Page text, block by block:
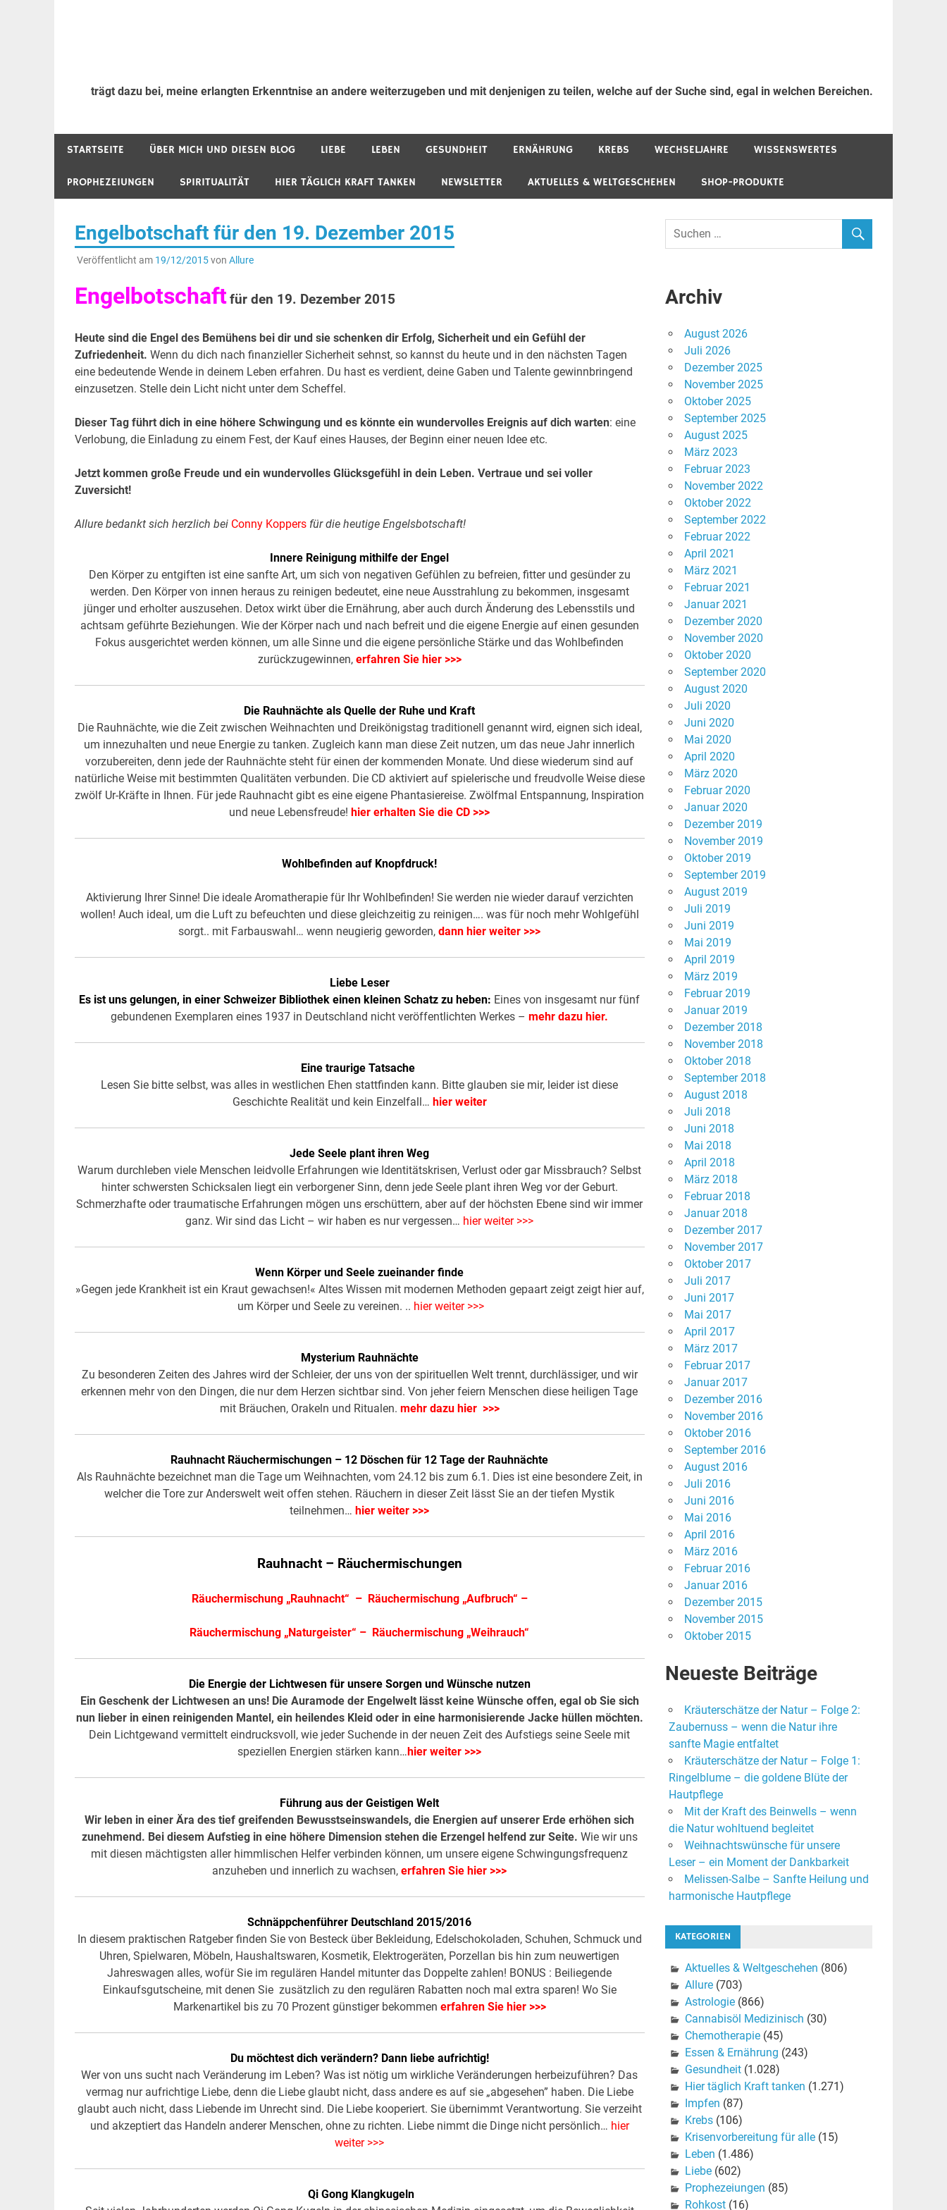
trägt dazu bei, meine erlangten Erkenntnise an andere weiterzugeben und mit denjenigen zu teilen, welche auf der Suche sind, egal in welchen Bereichen.
STARTSEITE ÜBER MICH UND DIESEN BLOG LIEBE LEBEN GESUNDHEIT ERNÄHRUNG KREBS WECHSELJAHRE WISSENSWERTES
PROPHEZEIUNGEN SPIRITUALITÄT HIER TÄGLICH KRAFT TANKEN NEWSLETTER AKTUELLES & WELTGESCHEHEN SHOP-PRODUKTE
Engelbotschaft für den 19. Dezember 2015
Veröffentlicht am 19/12/2015von Allure
Engelbotschaftfür den 19. Dezember 2015
Heute sind die Engel des Bemühens bei dir und sie schenken dir Erfolg, Sicherheit und ein Gefühl der
Zufriedenheit. Wenn du dich nach finanzieller Sicherheit sehnst, so kannst du heute und in den nächsten Tagen
eine bedeutende Wende in deinem Leben erfahren. Du hast es verdient, deine Gaben und Talente gewinnbringend
einzusetzen. Stelle dein Licht nicht unter dem Scheffel.
Dieser Tag führt dich in eine höhere Schwingung und es könnte ein wundervolles Ereignis auf dich warten: eine
Verlobung, die Einladung zu einem Fest, der Kauf eines Hauses, der Beginn einer neuen Idee etc.
Jetzt kommen große Freude und ein wundervolles Glücksgefühl in dein Leben. Vertraue und sei voller
Zuversicht!
Allure bedankt sich herzlich bei Conny Koppersfür die heutige Engelsbotschaft!
Innere Reinigung mithilfe der Engel
Den Körper zu entgiften ist eine sanfte Art, um sich von negativen Gefühlen zu befreien, fitter und gesünder zu
werden. Den Körper von innen heraus zu reinigen bedeutet, eine neue Ausstrahlung zu bekommen, insgesamt
jünger und erholter auszusehen. Detox wirkt über die Ernährung, aber auch durch Änderung des Lebensstils und
achtsam geführte Beziehungen. Wie der Körper nach und nach befreit und die eigene Energie auf einen gesunden
Fokus ausgerichtet werden können, um alle Sinne und die eigene persönliche Stärke und das Wohlbefinden
zurückzugewinnen,erfahren Sie hier >>>
Die Rauhnächte als Quelle der Ruhe und Kraft
Die Rauhnächte, wie die Zeit zwischen Weihnachten und Dreikönigstag traditionell genannt wird, eignen sich ideal,
um innezuhalten und neue Energie zu tanken. Zugleich kann man diese Zeit nutzen, um das neue Jahr innerlich
vorzubereiten, denn jede der Rauhnächte steht für einen der kommenden Monate. Und diese wiederum sind auf
natürliche Weise mit bestimmten Qualitäten verbunden. Die CD aktiviert auf spielerische und freudvolle Weise diese
zwölf Ur-Kräfte in Ihnen. Für jede Rauhnacht gibt es eine eigene Phantasiereise. Zwölfmal Entspannung, Inspiration
und neue Lebensfreude! hier erhalten Sie die CD >>>
Wohlbefinden auf Knopfdruck!
Aktivierung Ihrer Sinne! Die ideale Aromatherapie für Ihr Wohlbefinden! Sie werden nie wieder darauf verzichten
wollen! Auch ideal, um die Luft zu befeuchten und diese gleichzeitig zu reinigen…. was für noch mehr Wohlgefühl
sorgt.. mit Farbauswahl… wenn neugierig geworden,dann hier weiter >>>
Liebe Leser
Es ist uns gelungen, in einer Schweizer Bibliothek einen kleinen Schatz zu heben: Eines von insgesamt nur fünf
gebundenen Exemplaren eines 1937 in Deutschland nicht veröffentlichten Werkes – mehr dazu hier.
Eine traurige Tatsache
Lesen Sie bitte selbst, was alles in westlichen Ehen stattfinden kann. Bitte glauben sie mir, leider ist diese
Geschichte Realität und kein Einzelfall… hier weiter
Jede Seele plant ihren Weg
Warum durchleben viele Menschen leidvolle Erfahrungen wie Identitätskrisen, Verlust oder gar Missbrauch? Selbst
hinter schwersten Schicksalen liegt ein verborgener Sinn, denn jede Seele plant ihren Weg vor der Geburt.
Schmerzhafte oder traumatische Erfahrungen mögen uns erschüttern, aber auf der höchsten Ebene sind wir immer
ganz. Wir sind das Licht – wir haben es nur vergessen… hier weiter >>>
Wenn Körper und Seele zueinander finde
»Gegen jede Krankheit ist ein Kraut gewachsen!« Altes Wissen mit modernen Methoden gepaart zeigt zeigt hier auf,
um Körper und Seele zu vereinen. .. hier weiter >>>
Mysterium Rauhnächte
Zu besonderen Zeiten des Jahres wird der Schleier, der uns von der spirituellen Welt trennt, durchlässiger, und wir
erkennen mehr von den Dingen, die nur dem Herzen sichtbar sind. Von jeher feiern Menschen diese heiligen Tage
mit Bräuchen, Orakeln und Ritualen. mehr dazu hier >>>
Rauhnacht Räuchermischungen – 12 Döschen für 12 Tage der Rauhnächte
Als Rauhnächte bezeichnet man die Tage um Weihnachten, vom 24.12 bis zum 6.1. Dies ist eine besondere Zeit, in
welcher die Tore zur Anderswelt weit offen stehen. Räuchern in dieser Zeit lässt Sie an der tiefen Mystik
teilnehmen… hier weiter >>>
Rauhnacht – Räuchermischungen
Räuchermischung „Rauhnacht“ – Räuchermischung „Aufbruch“ –
Räuchermischung „Naturgeister“ – Räuchermischung „Weihrauch“
Die Energie der Lichtwesen für unsere Sorgen und Wünsche nutzen
Ein Geschenk der Lichtwesen an uns! Die Auramode der Engelwelt lässt keine Wünsche offen, egal ob Sie sich
nun lieber in einen reinigenden Mantel, ein heilendes Kleid oder in eine harmonisierende Jacke hüllen möchten.
Dein Lichtgewand vermittelt eindrucksvoll, wie jeder Suchende in der neuen Zeit des Aufstiegs seine Seele mit
speziellen Energien stärken kann… hier weiter >>>
Führung aus der Geistigen Welt
Wir leben in einer Ära des tief greifenden Bewusstseinswandels, die Energien auf unserer Erde erhöhen sich
zunehmend. Bei diesem Aufstieg in eine höhere Dimension stehen die Erzengel helfend zur Seite. Wie wir uns
mit diesen mächtigsten aller himmlischen Helfer verbinden können, um unsere eigene Schwingungsfrequenz
anzuheben und innerlich zu wachsen,erfahren Sie hier >>>
Schnäppchenführer Deutschland 2015/2016
In diesem praktischen Ratgeber finden Sie von Besteck über Bekleidung, Edelschokoladen, Schuhen, Schmuck und
Uhren, Spielwaren, Möbeln, Haushaltswaren, Kosmetik, Elektrogeräten, Porzellan bis hin zum neuwertigen
Jahreswagen alles, wofür Sie im regulären Handel mitunter das Doppelte zahlen! BONUS : Beiliegende
Einkaufsgutscheine, mit denen Sie zusätzlich zu den regulären Rabatten noch mal extra sparen! Wo Sie
Markenartikel bis zu 70 Prozent günstiger bekommen erfahren Sie hier >>>
Du möchtest dich verändern? Dann liebe aufrichtig!
Wer von uns sucht nach Veränderung im Leben? Was ist nötig um wirkliche Veränderungen herbeizuführen? Das
vermag nur aufrichtige Liebe, denn die Liebe glaubt nicht, dass andere es auf sie „abgesehen” haben. Die Liebe
glaubt auch nicht, dass Liebende im Unrecht sind. Die Liebe kooperiert. Sie übernimmt Verantwortung. Sie verzeiht
und akzeptiert das Handeln anderer Menschen, ohne zu richten. Liebe nimmt die Dinge nicht persönlich… hier
weiter >>>
Qi Gong Klangkugeln
Archiv
August 2026
Juli 2026
Dezember 2025
November 2025
Oktober 2025
September 2025
August 2025
März 2023
Februar 2023
November 2022
Oktober 2022
September 2022
Februar 2022
April 2021
März 2021
Februar 2021
Januar 2021
Dezember 2020
November 2020
Oktober 2020
September 2020
August 2020
Juli 2020
Juni 2020
Mai 2020
April 2020
März 2020
Februar 2020
Januar 2020
Dezember 2019
November 2019
Oktober 2019
September 2019
August 2019
Juli 2019
Juni 2019
Mai 2019
April 2019
März 2019
Februar 2019
Januar 2019
Dezember 2018
November 2018
Oktober 2018
September 2018
August 2018
Juli 2018
Juni 2018
Mai 2018
April 2018
März 2018
Februar 2018
Januar 2018
Dezember 2017
November 2017
Oktober 2017
Juli 2017
Juni 2017
Mai 2017
April 2017
März 2017
Februar 2017
Januar 2017
Dezember 2016
November 2016
Oktober 2016
September 2016
August 2016
Juli 2016
Juni 2016
Mai 2016
April 2016
März 2016
Februar 2016
Januar 2016
Dezember 2015
November 2015
Oktober 2015
Neueste Beiträge
Kräuterschätze der Natur – Folge 2:
Zaubernuss – wenn die Natur ihre
sanfte Magie entfaltet
Kräuterschätze der Natur – Folge 1:
Ringelblume – die goldene Blüte der
Hautpflege
Mit der Kraft des Beinwells – wenn
die Natur wohltuend begleitet
Weihnachtswünsche für unsere
Leser – ein Moment der Dankbarkeit
Melissen-Salbe – Sanfte Heilung und
harmonische Hautpflege
KATEGORIEN
Aktuelles & Weltgeschehen (806)
Allure(703)
Astrologie(866)
Cannabisöl Medizinisch (30)
Chemotherapie(45)
Essen & Ernährung (243)
Gesundheit(1.028)
Hier täglich Kraft tanken (1.271)
Impfen (87)
Krebs(106)
Krisenvorbereitung für alle(15)
Leben (1.486)
Liebe(602)
Prophezeiungen (85)
Rohkost(16)